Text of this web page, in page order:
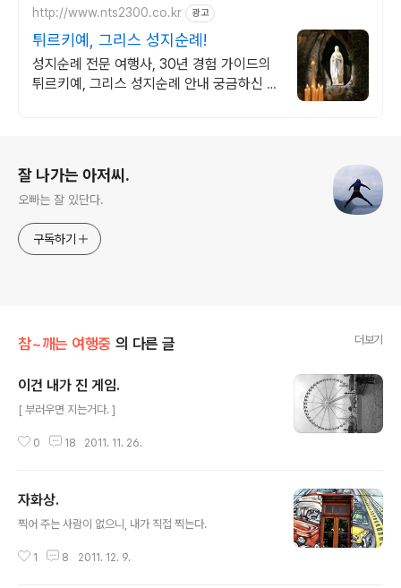
http://www.nts2300.co.kr 광고
튀르키예, 그리스 성지순례!
성지순례 전문 여행사, 30년 경험 가이드의
튀르키예, 그리스 성지순례 안내 궁금하신 사
잘 나가는 아저씨.
오빠는 잘 있단다.
구독하기
참~깨는 여행중 의 다른 글 더보기
이건 내가 진 게임.
[ 부러우면 지는거다. ]
0 18 2011. 11. 26.
자화상.
찍어 주는 사람이 없으니, 내가 직접 찍는다.
1 8 2011. 12. 9.